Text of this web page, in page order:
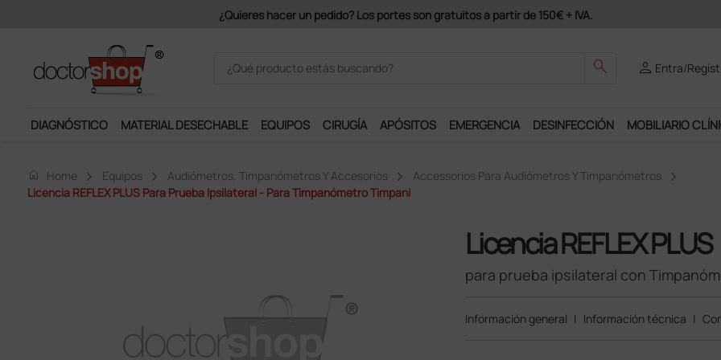
Únete al programa Ds Plus y podrás disfrutar de muchos
search person Entra/
DIAGNÓSTICO MATERIAL DESECHABLE EQUIPOS CIRUGÍA APÓSITOS EMERGENCIA DESINFECCIÓN MOBILIARIO
home Home Equipos Audiómetros, Timpanómetros Y Accesorios
Accessorios Para Audiómetros Y Timpanómetros
Licencia REFLEX PLUS Para Prueba Ipsilateral - Para Timpanómetro Timpani
Licencia REFLEX PLUS
para prueba ipsilateral con
Información general | Información técnica |